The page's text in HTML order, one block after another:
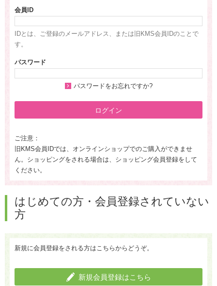
会員ID
IDとは、ご登録のメールアドレス、または旧KMS会員IDのことで
す。
パスワード
パスワードをお忘れですか?
ログイン
ご注意：
旧KMS会員IDでは、オンラインショップでのご購入ができませ
ん。ショッピングをされる場合は、ショッピング会員登録をして
ください。
はじめての方・会員登録されていない
方
新規に会員登録をされる方はこちらからどうぞ。
新規会員登録はこちら